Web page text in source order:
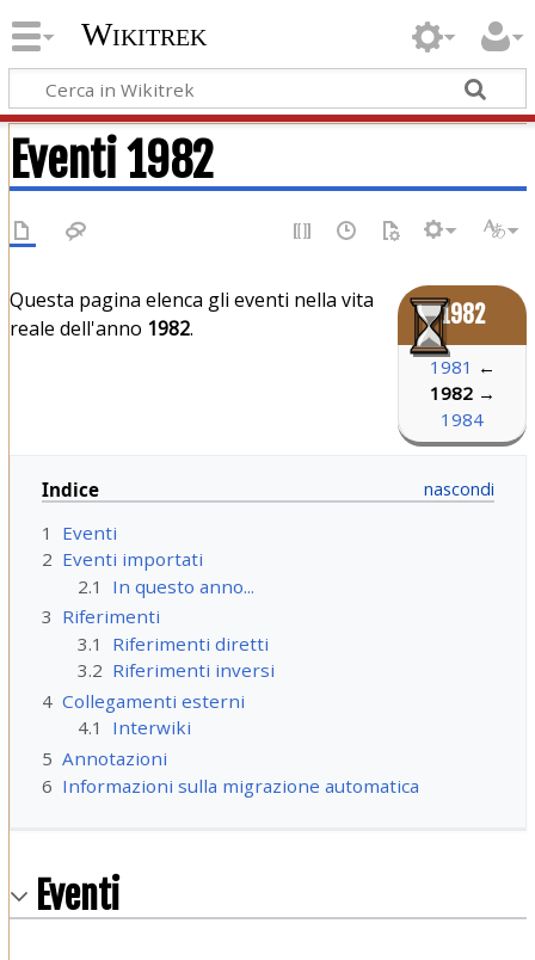
Wikitrek
Eventi 1982
1982
1981 ←
1982→
1984
Questa pagina elenca gli eventi nella vita
reale dell'anno 1982.
Indice
1
Eventi
2 Eventi importati
2.1
In questo anno...
3 Riferimenti
3.1
Riferimenti diretti
3.2 Riferimenti inversi
4 Collegamenti esterni
4.1
Interwiki
5 Annotazioni
6 Informazioni sulla migrazione automatica
Eventi